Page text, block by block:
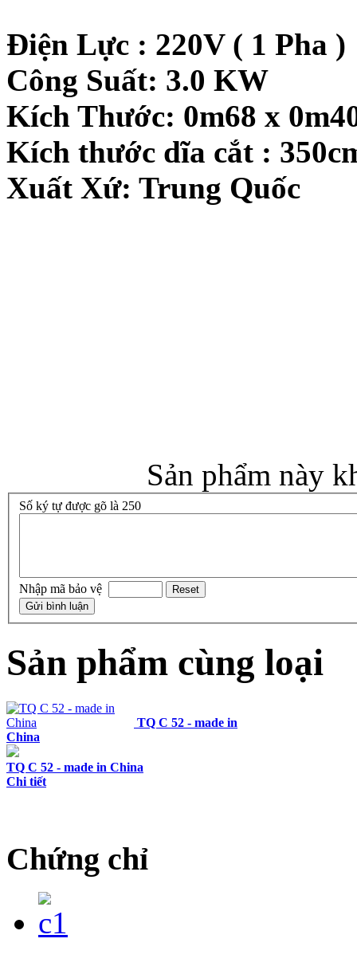
Điện Lực : 220V ( 1 Pha )
Công Suất: 3.0 KW
Kích Thước: 0m68 x
Kích thước dĩa cắt :
Xuất Xứ: Trung Quốc
Sản phẩm này
Số ký tự được gõ là 250
Nhập mã bảo vệ
Sản phẩm cùng loại
TQ C 52 - made in
China
TQ C 52 - made in China
Chi tiết
Chứng chỉ